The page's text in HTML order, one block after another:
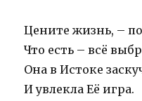
Цените жизнь, –
Что есть – всё
Она в Истоке
И увлекла Её игра.